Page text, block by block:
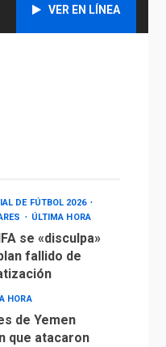
VER EN LÍNEA
Gustavo
DE FÚTBOL 2026
ÚLTIMA HORA
se «disculpa»
fallido de
HORA
de Yemen
que atacaron